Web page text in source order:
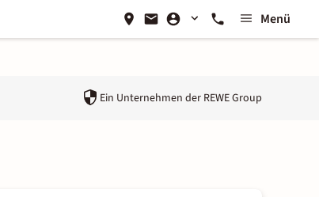
Menü
Ein Unternehmen der REWE Group